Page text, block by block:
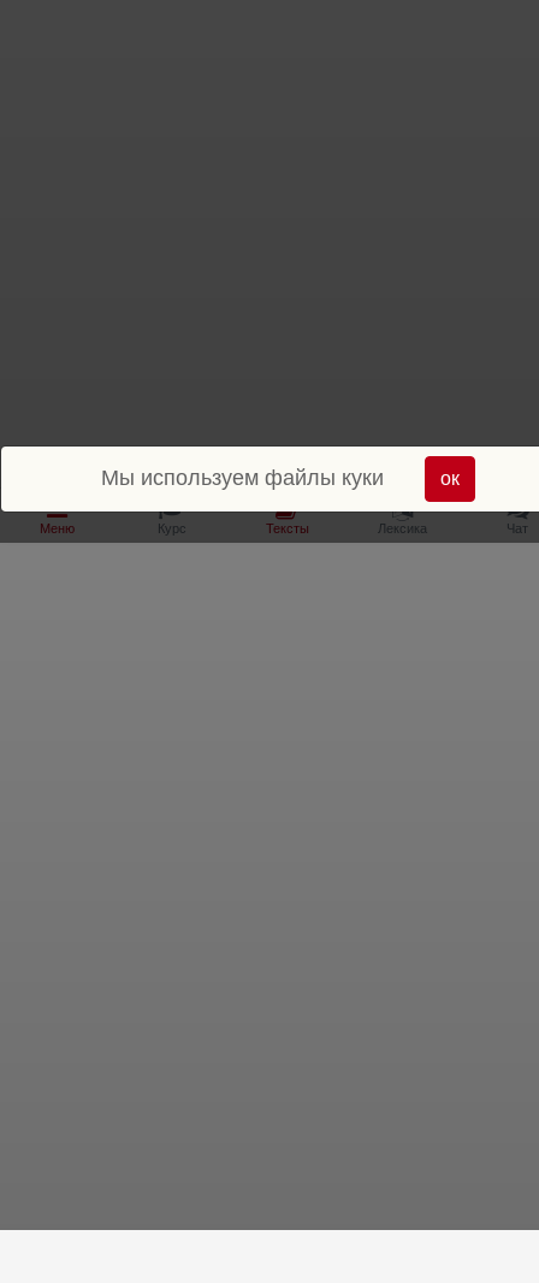
Меню Курс Тексты Лексика Чат
Мы используем файлы куки ок